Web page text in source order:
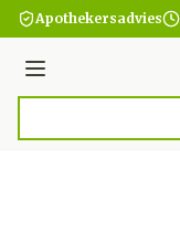
Ga naar de inhoud
Apothekersadvies
Menu